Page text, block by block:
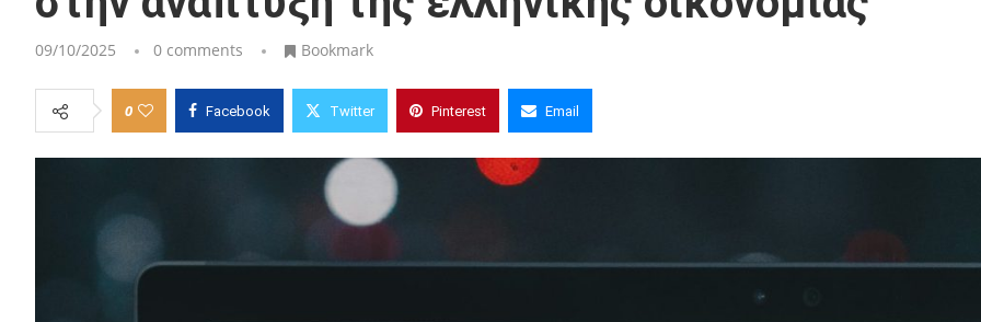
09/10/2025 0 comments Bookmark
0 Facebook Twitter Pinterest Email